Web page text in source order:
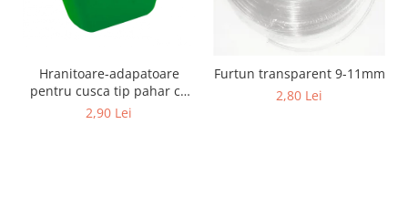
Ingrasamant
Seminte
Flori
Hranitoare-adapatoare
pentru cusca tip pahar cu
suport
2,90 Lei
Furtun transparent 9-11mm
2,80 Lei